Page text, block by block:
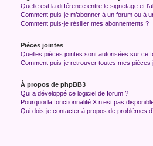
Quelle est la différence entre le signetage et
Comment puis-je m’abonner à un forum ou à
Comment puis-je résilier mes abonnements ?
Pièces jointes
Quelles pièces jointes sont autorisées sur ce
Comment puis-je retrouver toutes mes pièces
À propos de phpBB3
Qui a développé ce logiciel de forum ?
Pourquoi la fonctionnalité X n’est pas
Qui dois-je contacter à propos de problèmes